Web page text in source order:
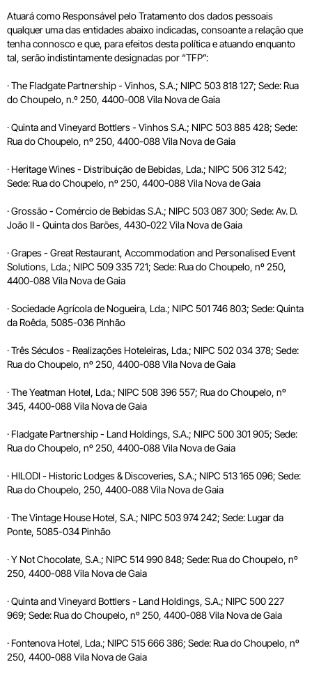
Atuará como Responsável pelo Tratamento dos dados pessoais
qualquer uma das entidades abaixo indicadas, consoante a relação que
tenha connosco e que, para efeitos desta política e atuando enquanto
tal, serão indistintamente designadas por “TFP”:
· The Fladgate Partnership - Vinhos, S.A.; NIPC 503 818 127; Sede: Rua
do Choupelo, n.º 250, 4400-008 Vila Nova de Gaia
· Quinta and Vineyard Bottlers - Vinhos S.A.; NIPC 503 885 428; Sede:
Rua do Choupelo, nº 250, 4400-088 Vila Nova de Gaia
· Heritage Wines - Distribuição de Bebidas, Lda.; NIPC 506 312 542;
Sede: Rua do Choupelo, nº 250, 4400-088 Vila Nova de Gaia
· Grossão - Comércio de Bebidas S.A.; NIPC 503 087 300; Sede: Av. D.
João II - Quinta dos Barões, 4430-022 Vila Nova de Gaia
· Grapes - Great Restaurant, Accommodation and Personalised Event
Solutions, Lda.; NIPC 509 335 721; Sede: Rua do Choupelo, nº 250,
4400-088 Vila Nova de Gaia
· Sociedade Agrícola de Nogueira, Lda.; NIPC 501 746 803; Sede: Quinta
da Roêda, 5085-036 Pinhão
· Três Séculos - Realizações Hoteleiras, Lda.; NIPC 502 034 378; Sede:
Rua do Choupelo, nº 250, 4400-088 Vila Nova de Gaia
· The Yeatman Hotel, Lda.; NIPC 508 396 557; Rua do Choupelo, nº
345, 4400-088 Vila Nova de Gaia
· Fladgate Partnership - Land Holdings, S.A.; NIPC 500 301 905; Sede:
Rua do Choupelo, nº 250, 4400-088 Vila Nova de Gaia
· HILODI - Historic Lodges & Discoveries, S.A.; NIPC 513 165 096; Sede:
Rua do Choupelo, 250, 4400-088 Vila Nova de Gaia
· The Vintage House Hotel, S.A.; NIPC 503 974 242; Sede: Lugar da
Ponte, 5085-034 Pinhão
· Y Not Chocolate, S.A.; NIPC 514 990 848; Sede: Rua do Choupelo, nº
250, 4400-088 Vila Nova de Gaia
· Quinta and Vineyard Bottlers - Land Holdings, S.A.; NIPC 500 227
969; Sede: Rua do Choupelo, nº 250, 4400-088 Vila Nova de Gaia
· Fontenova Hotel, Lda.; NIPC 515 666 386; Sede: Rua do Choupelo, nº
250, 4400-088 Vila Nova de Gaia